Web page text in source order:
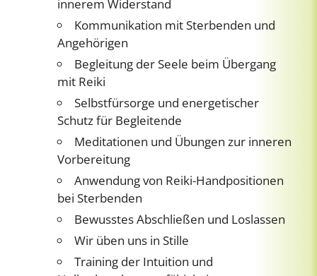
innerem Widerstand
Kommunikation mit Sterbenden und
Angehörigen
Begleitung der Seele beim Übergang
mit Reiki
Selbstfürsorge und energetischer
Schutz für Begleitende
Meditationen und Übungen zur inneren
Vorbereitung
Anwendung von Reiki-Handpositionen
bei Sterbenden
Bewusstes Abschließen und Loslassen
Wir üben uns in Stille
Training der Intuition und